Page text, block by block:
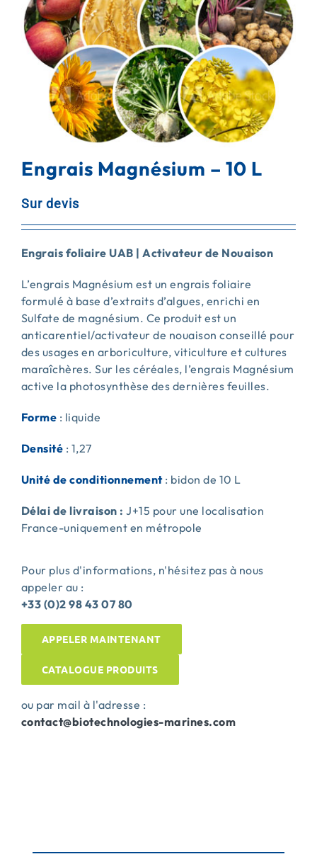
ACTUALITÉS
CONTACT
Engrais Magnésium – 10 L
Sur devis
Engrais foliaire UAB | Activateur de Nouaison
L’engrais Magnésium est un engrais foliaire
formulé à base d’extraits d’algues, enrichi en
Sulfate de magnésium. Ce produit est un
anticarentiel/activateur de nouaison conseillé pour
des usages en arboriculture, viticulture et cultures
maraîchères. Sur les céréales, l’engrais Magnésium
active la photosynthèse des dernières feuilles.
Forme : liquide
Densité : 1,27
Unité de conditionnement: bidon de 10 L
Délai de livraison : J+15 pour une localisation
France-uniquement en métropole
Pour plus d'informations, n'hésitez pas à nous
appeler au :
+33 (0)2 98 43 07 80
APPELER MAINTENANT
CATALOGUE PRODUITS
ou par mail à l'adresse :
contact@biotechnologies-marines.com